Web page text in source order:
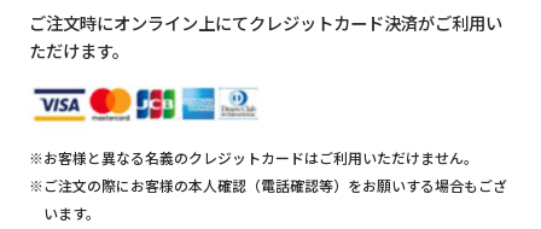
ご注文時にオンライン上にてクレジットカード決済がご利用い
ただけます。
※お客様と異なる名義のクレジットカードはご利用いただけません。
※ご注文の際にお客様の本人確認（電話確認等）をお願いする場合もござ
います。